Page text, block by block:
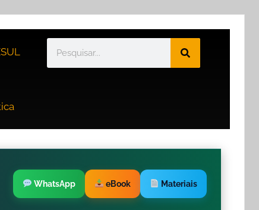
WhatsApp eBook Materiais